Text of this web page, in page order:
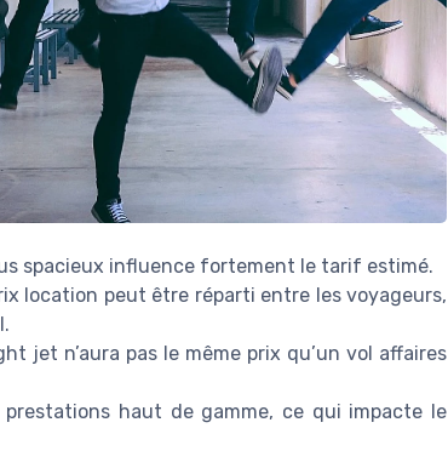
spacieux influence fortement le tarif estimé.
location peut être réparti entre les voyageurs,
jet n’aura pas le même prix qu’un vol affaires
haut de gamme, ce qui impacte le